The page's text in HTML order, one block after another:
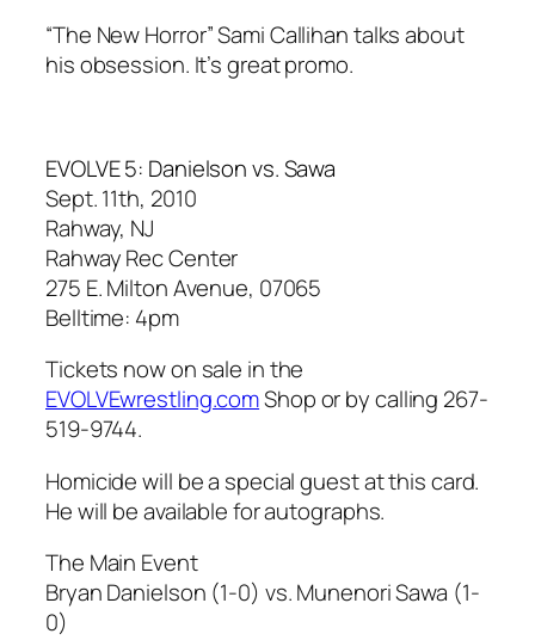
“The New Horror” Sami Callihan talks about
his obsession. It’s great promo.
EVOLVE 5: Danielson vs. Sawa
Sept. 11th, 2010
Rahway, NJ
Rahway Rec Center
275 E. Milton Avenue, 07065
Belltime: 4pm
Tickets now on sale in the
EVOLVEwrestling.comShop or by calling 267-
519-9744.
Homicide will be a special guest at this card.
He will be available for autographs.
The Main Event
Bryan Danielson (1-0) vs. Munenori Sawa (1-
0)